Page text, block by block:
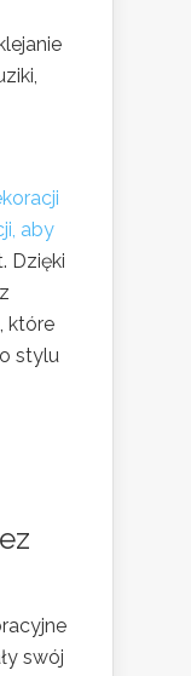
aby
Dzięki
które
stylu
swój